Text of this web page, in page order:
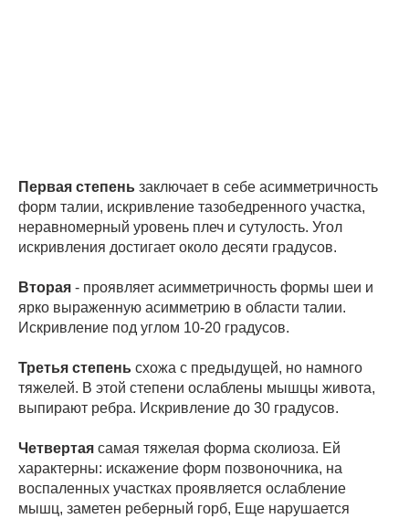
Первая степень заключает в себе асимметричность
форм талии, искривление тазобедренного участка,
неравномерный уровень плеч и сутулость. Угол
искривления достигает около десяти градусов.
Вторая - проявляет асимметричность формы шеи и
ярко выраженную асимметрию в области талии.
Искривление под углом 10-20 градусов.
Третья степень схожа с предыдущей, но намного
тяжелей. В этой степени ослаблены мышцы живота,
выпирают ребра. Искривление до 30 градусов.
Четвертая самая тяжелая форма сколиоза. Ей
характерны: искажение форм позвоночника, на
воспаленных участках проявляется ослабление
мышц, заметен реберный горб, Еще нарушается